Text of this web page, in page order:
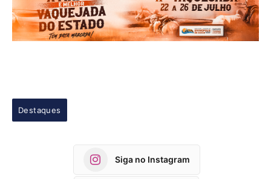
Destaques
Siga no Instagram